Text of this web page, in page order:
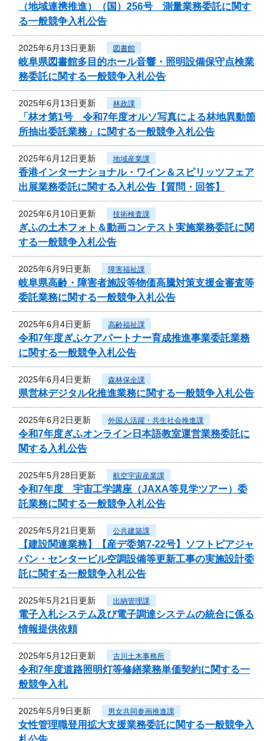
（地域連携推進）（国）256号 測量業務委託に関す
る一般競争入札公告
2025年6月13日更新 図書館
岐阜県図書館多目的ホール音響・照明設備保守点検業
務委託に関する一般競争入札公告
2025年6月13日更新 林政課
「林オ第1号 令和7年度オルソ写真による林地異動箇
所抽出委託業務」に関する一般競争入札公告
2025年6月12日更新 地域産業課
香港インターナショナル・ワイン＆スピリッツフェア
出展業務委託に関する入札公告【質問・回答】
2025年6月10日更新 技術検査課
ぎふの土木フォト＆動画コンテスト実施業務委託に関
する一般競争入札公告
2025年6月9日更新 障害福祉課
岐阜県高齢・障害者施設等物価高騰対策支援金審査等
委託業務に関する一般競争入札公告
2025年6月4日更新 高齢福祉課
令和7年度ぎふケアパートナー育成推進事業委託業務
に関する一般競争入札公告
2025年6月4日更新 森林保全課
県営林デジタル化推進業務に関する一般競争入札公告
2025年6月2日更新 外国人活躍・共生社会推進課
令和7年度ぎふオンライン日本語教室運営業務委託に
関する入札公告
2025年5月28日更新 航空宇宙産業課
令和7年度 宇宙工学講座（JAXA等見学ツアー）委
託業務に関する一般競争入札公告
2025年5月21日更新 公共建築課
【建設関連業務】【産デ委第7-22号】ソフトピアジャ
パン・センタービル空調設備等更新工事の実施設計委
託に関する一般競争入札公告
2025年5月21日更新 出納管理課
電子入札システム及び電子調達システムの統合に係る
情報提供依頼
2025年5月12日更新 古川土木事務所
令和7年度道路照明灯等修繕業務単価契約に関する一
般競争入札
2025年5月9日更新 男女共同参画推進課
女性管理職登用拡大支援業務委託に関する一般競争入